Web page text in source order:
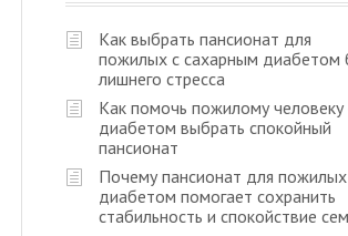
Как выбрать пансионат для
пожилых с сахарным диабетом
лишнего стресса
Как помочь пожилому человеку
диабетом выбрать спокойный
пансионат
Почему пансионат для
диабетом помогает сохранить
стабильность и спокойствие